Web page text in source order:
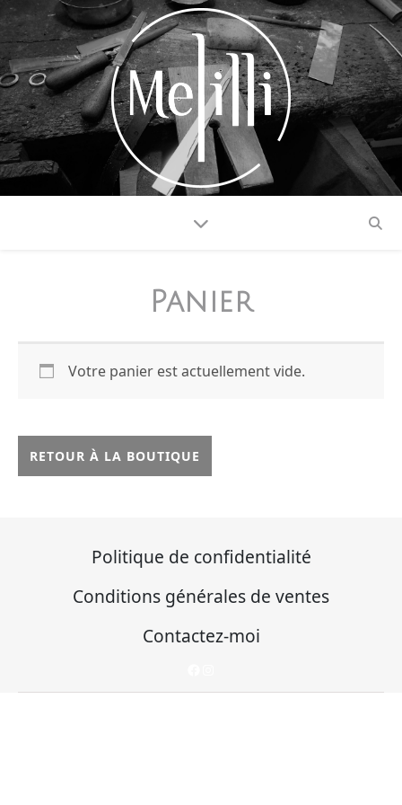
Panier
Votre panier est actuellement vide.
RETOUR À LA BOUTIQUE
Contactez-moi
Conditions générales de ventes
Politique de confidentialité